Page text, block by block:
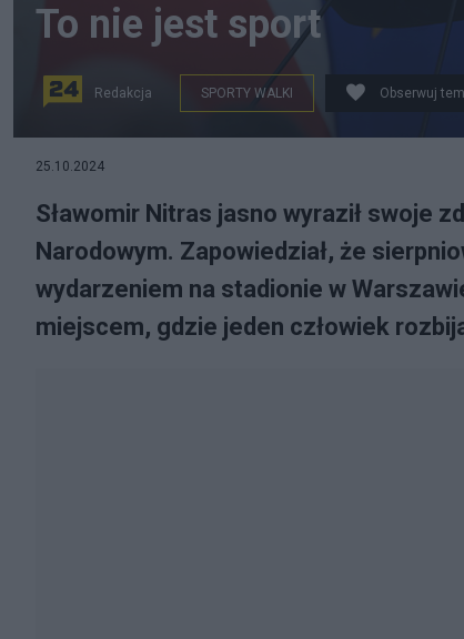
To nie jest sport
Redakcja SPORTY WALKI Obserwuj
25.10.2024
Sławomir Nitras jasno wyraził swoje
Narodowym. Zapowiedział, że
wydarzeniem na stadionie w
miejscem, gdzie jeden człowiek